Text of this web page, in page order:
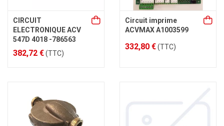
CIRCUIT
ELECTRONIQUE ACV
547D 4018 -786563
382,72 €(TTC)
Circuit imprime
ACVMAX A1003599
332,80 €(TTC)